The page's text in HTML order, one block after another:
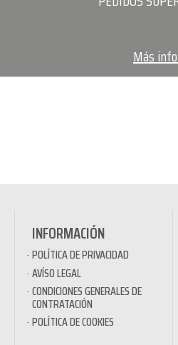
Más
INFORMACIÓN
POLÍTICA DE PRIVACIDAD
AVÍSO LEGAL
CONDICIONES GENERALES DE
CONTRATACIÓN
POLÍTICA DE COOKIES